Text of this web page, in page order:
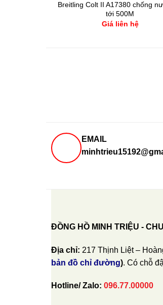
Breitling Colt II A17380 chống
tới 500M
Giá liên hệ
EMAIL
ĐỒNG HỒ MINH TRIỆU -
Địa chỉ: 217 Thịnh Liệt –
bản đồ chỉ đường). Có chỗ
Hotline/ Zalo: 096.77.00000